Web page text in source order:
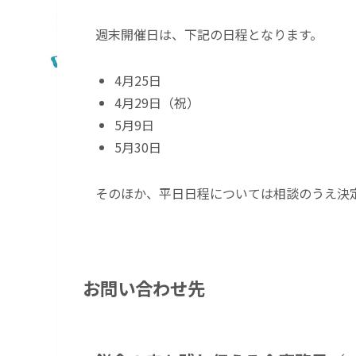
週末開催日は、下記の日程となります。
4月25日
4月29日（祝）
5月9日
5月30日
そのほか、平日日程については相談のうえ決
お問い合わせ先